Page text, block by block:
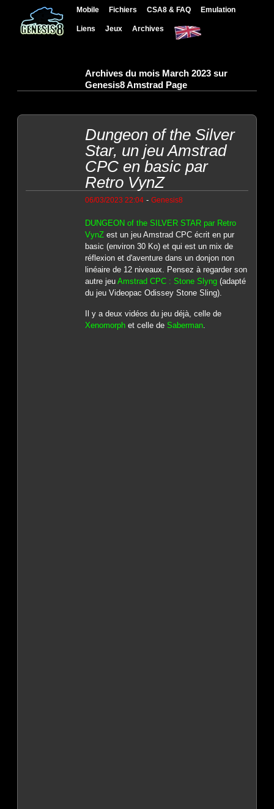
Mobile Fichiers CSA8 & FAQ Emulation
Liens Jeux Archives
Archives du mois March 2023 sur
Genesis8 Amstrad Page
Dungeon of the Silver
Star, un jeu Amstrad
CPC en basic par
Retro VynZ
06/03/2023 22:04- Genesis8
DUNGEON of the SILVER STAR par Retro
VynZest un jeu Amstrad CPC écrit en pur
basic (environ 30 Ko) et qui est un mix de
réflexion et d'aventure dans un donjon non
linéaire de 12 niveaux. Pensez à regarder son
autre jeu Amstrad CPC : Stone Slyng(adapté
du jeu Videopac Odissey Stone Sling).
Il y a deux vidéos du jeu déjà, celle de
Xenomorphet celle de Saberman.